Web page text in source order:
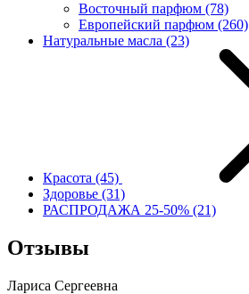
Восточный парфюм (78)
Европейский парфюм (260)
Натуральные масла (23)
Красота (45)
Здоровье (31)
РАСПРОДАЖА 25-50% (21)
Отзывы
Лариса Сергеевна